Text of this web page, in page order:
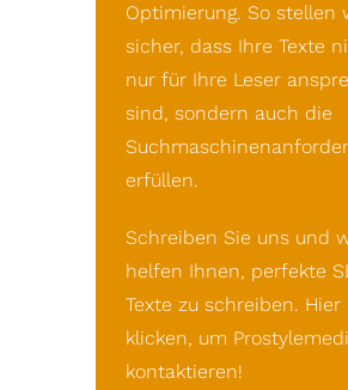
Optimierung. So stellen
sicher, dass Ihre Texte
nur für Ihre Leser
sind, sondern auch die
erfüllen.
Schreiben Sie uns und
helfen Ihnen, perfekte
Texte zu schreiben. Hier
klicken, um
kontaktieren!